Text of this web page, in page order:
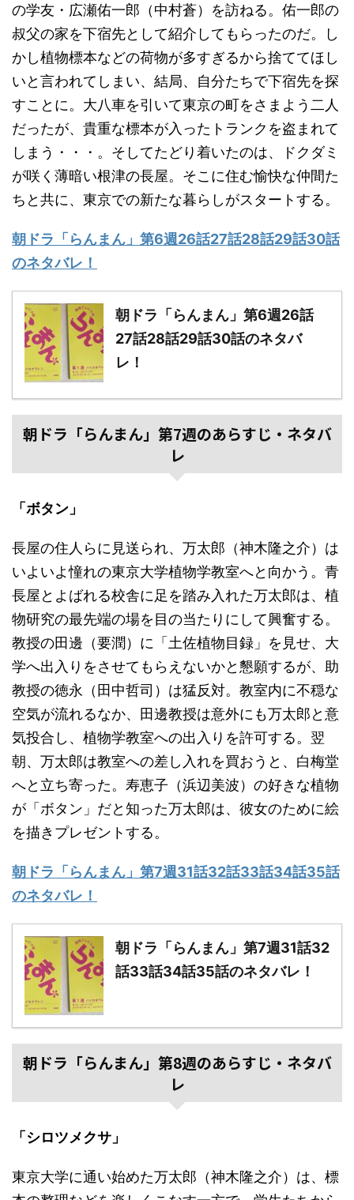
の学友・広瀬佑一郎（中村蒼）を訪ねる。佑一郎の
叔父の家を下宿先として紹介してもらったのだ。し
かし植物標本などの荷物が多すぎるから捨ててほし
いと言われてしまい、結局、自分たちで下宿先を探
すことに。大八車を引いて東京の町をさまよう二人
だったが、貴重な標本が入ったトランクを盗まれて
しまう・・・。そしてたどり着いたのは、ドクダミ
が咲く薄暗い根津の長屋。そこに住む愉快な仲間た
ちと共に、東京での新たな暮らしがスタートする。
朝ドラ「らんまん」第6週26話27話28話29話30話
のネタバレ！
朝ドラ「らんまん」第6週26話
27話28話29話30話のネタバ
レ！
朝ドラ「らんまん」第7週のあらすじ・ネタバ
レ
「ボタン」
長屋の住人らに見送られ、万太郎（神木隆之介）は
いよいよ憧れの東京大学植物学教室へと向かう。青
長屋とよばれる校舎に足を踏み入れた万太郎は、植
物研究の最先端の場を目の当たりにして興奮する。
教授の田邊（要潤）に「土佐植物目録」を見せ、大
学へ出入りをさせてもらえないかと懇願するが、助
教授の徳永（田中哲司）は猛反対。教室内に不穏な
空気が流れるなか、田邊教授は意外にも万太郎と意
気投合し、植物学教室への出入りを許可する。翌
朝、万太郎は教室への差し入れを買おうと、白梅堂
へと立ち寄った。寿恵子（浜辺美波）の好きな植物
が「ボタン」だと知った万太郎は、彼女のために絵
を描きプレゼントする。
朝ドラ「らんまん」第7週31話32話33話34話35話
のネタバレ！
朝ドラ「らんまん」第7週31話32
話33話34話35話のネタバレ！
朝ドラ「らんまん」第8週のあらすじ・ネタバ
レ
「シロツメクサ」
東京大学に通い始めた万太郎（神木隆之介）は、標